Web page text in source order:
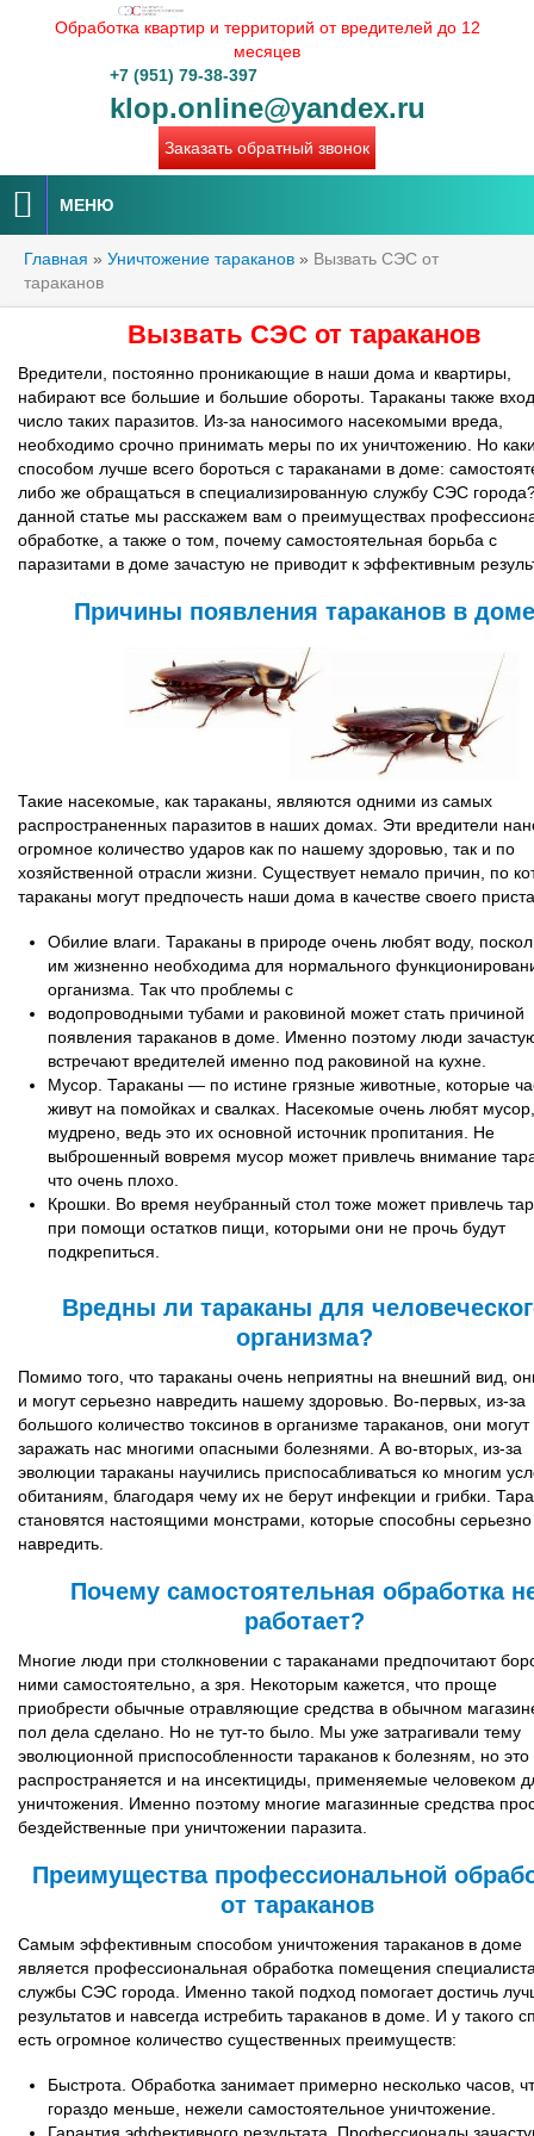
Обработка квартир и территорий от вредителей до 12
месяцев
+7 (951) 79-38-397
klop.online@yandex.ru
Заказать обратный звонок
МЕНЮ
Главная » Уничтожение тараканов » Вызвать СЭС от
тараканов
Вызвать СЭС от тараканов
Вредители, постоянно проникающие в наши дома и квартиры,
набирают все большие и большие обороты. Тараканы также
число таких паразитов. Из-за наносимого насекомыми вреда,
необходимо срочно принимать меры по их уничтожению. Но
способом лучше всего бороться с тараканами в доме:
либо же обращаться в специализированную службу СЭС
данной статье мы расскажем вам о преимуществах
обработке, а также о том, почему самостоятельная борьба с
паразитами в доме зачастую не приводит к эффективным
Причины появления тараканов в доме
Такие насекомые, как тараканы, являются одними из самых
распространенных паразитов в наших домах. Эти вредители
огромное количество ударов как по нашему здоровью, так и по
хозяйственной отрасли жизни. Существует немало причин, по
тараканы могут предпочесть наши дома в качестве своего
Обилие влаги. Тараканы в природе очень любят воду,
им жизненно необходима для нормального
организма. Так что проблемы с
водопроводными тубами и раковиной может стать причиной
появления тараканов в доме. Именно поэтому люди
встречают вредителей именно под раковиной на кухне.
Мусор. Тараканы — по истине грязные животные, которые
живут на помойках и свалках. Насекомые очень любят
мудрено, ведь это их основной источник пропитания. Не
выброшенный вовремя мусор может привлечь внимание
что очень плохо.
Крошки. Во время неубранный стол тоже может привлечь
при помощи остатков пищи, которыми они не прочь будут
подкрепиться.
Вредны ли тараканы для
организма?
Помимо того, что тараканы очень неприятны на внешний вид,
и могут серьезно навредить нашему здоровью. Во-первых, из-за
большого количество токсинов в организме тараканов, они могут
заражать нас многими опасными болезнями. А во-вторых, из-за
эволюции тараканы научились приспосабливаться ко многим
обитаниям, благодаря чему их не берут инфекции и грибки.
становятся настоящими монстрами, которые способны
навредить.
Почему самостоятельная обработка
работает?
Многие люди при столкновении с тараканами предпочитают
ними самостоятельно, а зря. Некоторым кажется, что проще
приобрести обычные отравляющие средства в обычном
пол дела сделано. Но не тут-то было. Мы уже затрагивали тему
эволюционной приспособленности тараканов к болезням, но это
распространяется и на инсектициды, применяемые человеком
уничтожения. Именно поэтому многие магазинные средства
бездейственные при уничтожении паразита.
Преимущества профессиональной
от тараканов
Самым эффективным способом уничтожения тараканов в доме
является профессиональная обработка помещения
службы СЭС города. Именно такой подход помогает достичь
результатов и навсегда истребить тараканов в доме. И у такого
есть огромное количество существенных преимуществ:
Быстрота. Обработка занимает примерно несколько часов,
гораздо меньше, нежели самостоятельное уничтожение.